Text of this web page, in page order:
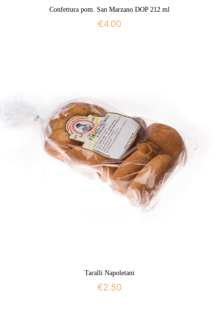
Confettura pom. San Marzano DOP 212 ml
€4.00
Taralli Napoletani
€2.50